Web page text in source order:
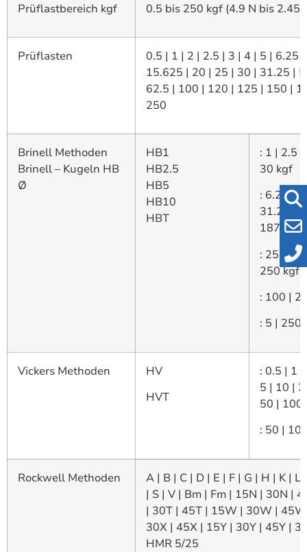
Prüflastbereich kgf 0.5 bis 250 kgf (4.9 N bis 2.45
Prüflasten
0.5 | 1 | 2 | 2.5 | 3 | 4 | 5 | 6.25
15.625 | 20 | 25 | 30 | 31.25 |
62.5 | 100 | 120 | 125 | 150 |
250
Brinell Methoden
Brinell – Kugeln HB
Ø
HB1
HB2.5
HB5
HB10
HBT
: 1 | 2.5
30 kgf
: 6.25 |
31.25 |
187.5
: 25 |
250 kgf
: 100 |
: 5 | 250
Vickers Methoden
HV
HVT
: 0.5 | 1
5 | 10 |
50 | 100
: 50 |
Rockwell Methoden
A | B | C | D | E | F | G | H | K | L
| S | V | Bm | Fm | 15N | 30N |
| 30T | 45T | 15W | 30W |
30X | 45X | 15Y | 30Y | 45Y |
HMR 5/25